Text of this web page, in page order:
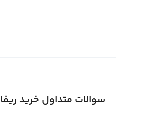
سوالات متداول خرید